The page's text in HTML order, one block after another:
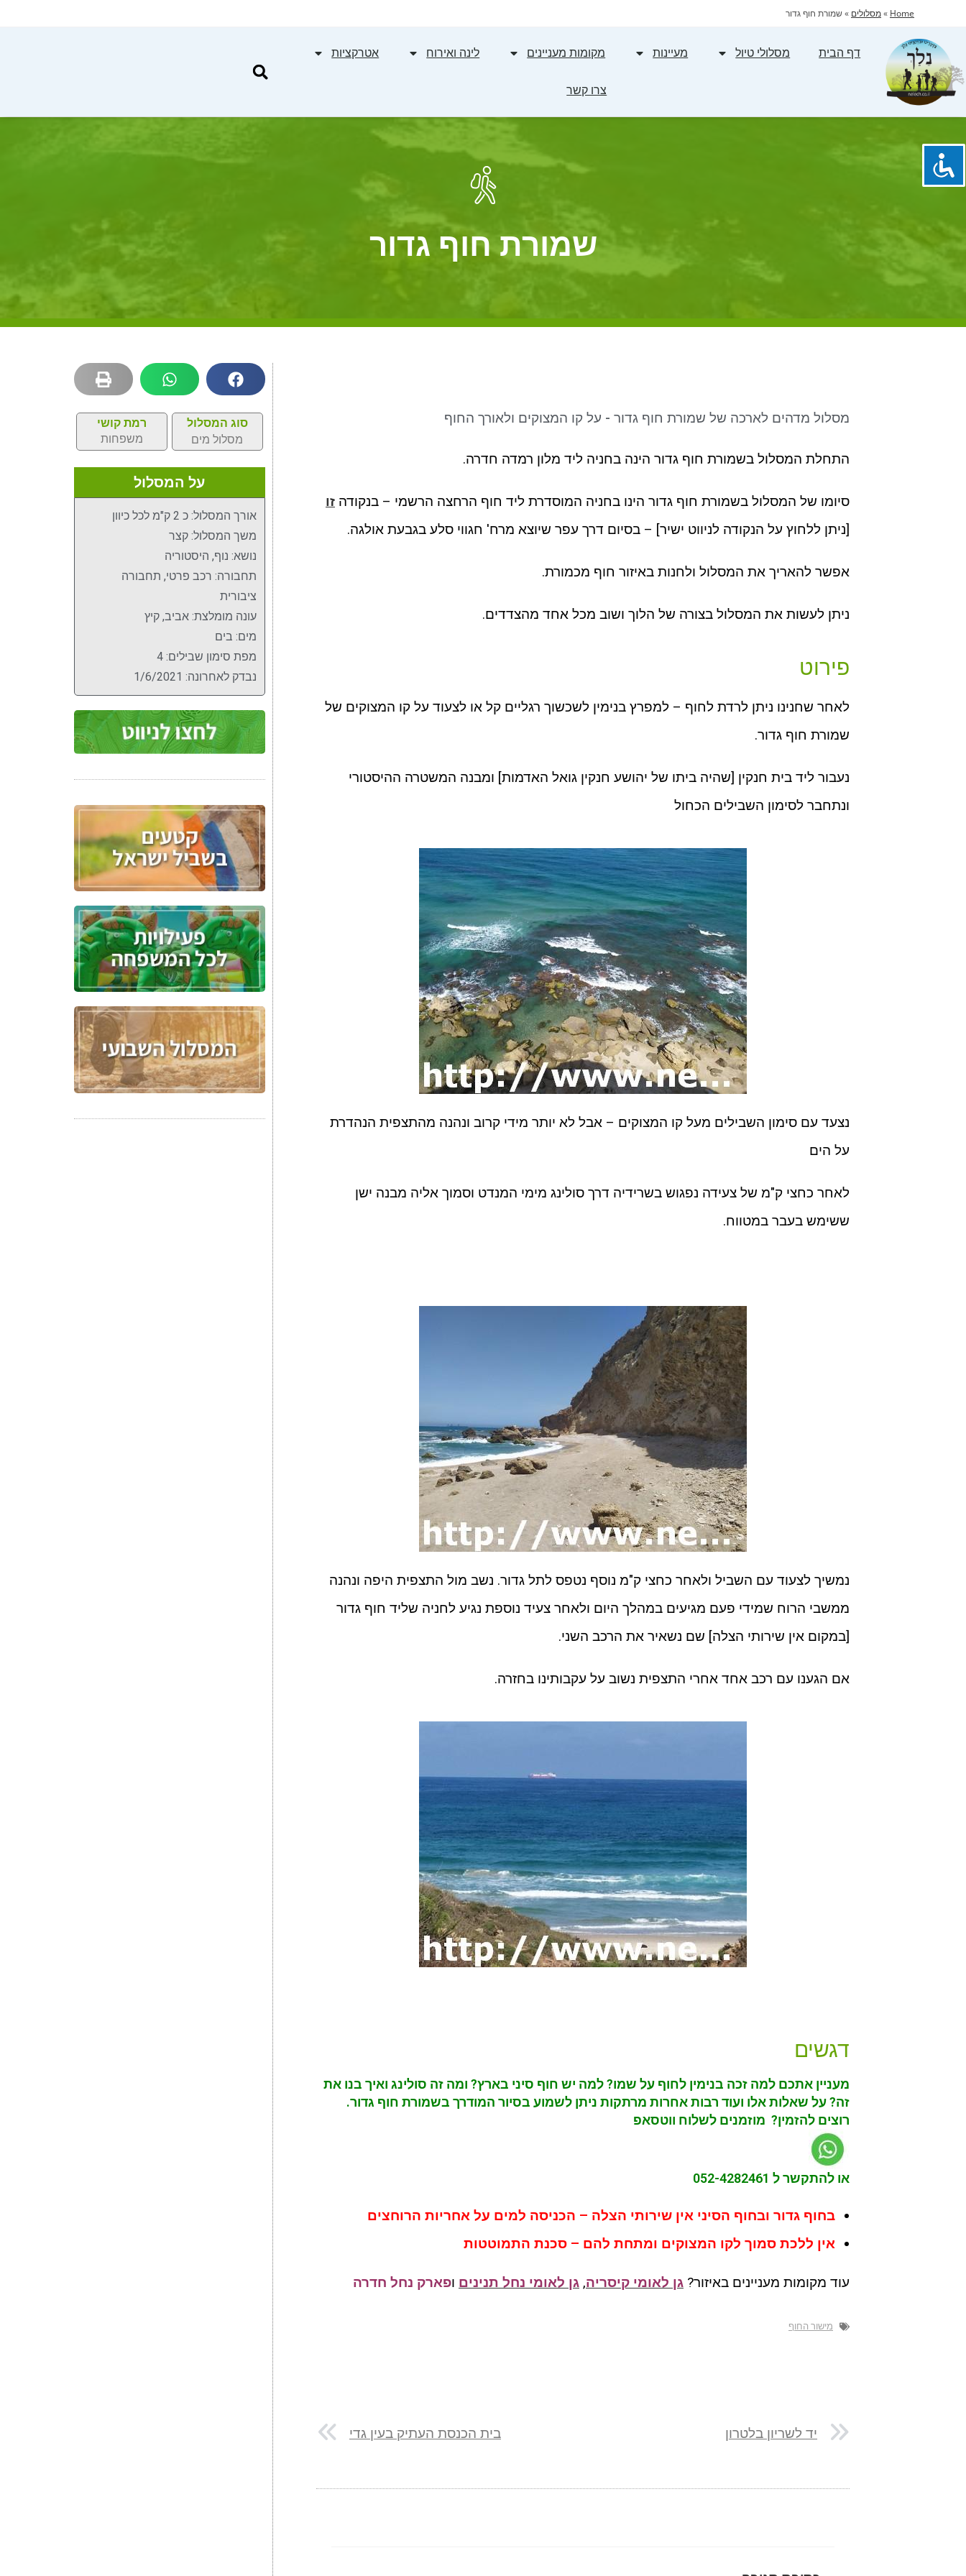
Home
»מסלולים »שמורת חוף גדור
דף הבית מסלולי טיול מעיינות מקומות מעניינים לינה ואירוח אטרקציות
צרו קשר
שמורת חוף גדור
מסלול מדהים לארכה של שמורת חוף גדור - על קו המצוקים ולאורך החוף
התחלת המסלול בשמורת חוף גדור הינה בחניה ליד מלון רמדה חדרה.
סיומו של המסלול בשמורת חוף גדור הינו בחניה המוסדרת ליד חוף הרחצה הרשמי – בנקודה זו
[ניתן ללחוץ על הנקודה לניווט ישיר] – בסיום דרך עפר שיוצא מרח' חגווי סלע בגבעת אולגה.
אפשר להאריך את המסלול ולחנות באיזור חוף מכמורת.
ניתן לעשות את המסלול בצורה של הלוך ושוב מכל אחד מהצדדים.
פירוט
לאחר שחנינו ניתן לרדת לחוף – למפרץ בנימין לשכשוך רגליים קל או לצעוד על קו המצוקים של
שמורת חוף גדור.
נעבור ליד בית חנקין [שהיה ביתו של יהושע חנקין גואל האדמות] ומבנה המשטרה ההיסטורי
ונתחבר לסימון השבילים הכחול
נצעד עם סימון השבילים מעל קו המצוקים – אבל לא יותר מידי קרוב ונהנה מהתצפית הנהדרת
על הים
לאחר כחצי ק"מ של צעידה נפגוש בשרידיה דרך סולינג מימי המנדט וסמוך אליה מבנה ישן
ששימש בעבר במטווח.
נמשיך לצעוד עם השביל ולאחר כחצי ק"מ נוסף נטפס לתל גדור. נשב מול התצפית היפה ונהנה
ממשבי הרוח שמידי פעם מגיעים במהלך היום ולאחר צעיד נוספת נגיע לחניה שליד חוף גדור
[במקום אין שירותי הצלה] שם נשאיר את הרכב השני.
אם הגענו עם רכב אחד אחרי התצפית נשוב על עקבותינו בחזרה.
דגשים
מעניין אתכם למה זכה בנימין לחוף על שמו? למה יש חוף סיני בארץ? ומה זה סולינג ואיך בנו את
זה? על שאלות אלו ועוד רבות אחרות מרתקות ניתן לשמוע בסיור המודרך בשמורת חוף גדור.
רוצים להזמין? מוזמנים לשלוח ווטסאפ
או להתקשר ל 052-4282461
בחוף גדור ובחוף הסיני אין שירותי הצלה – הכניסה למים על אחריות הרוחצים
אין ללכת סמוך לקו המצוקים ומתחת להם – סכנת התמוטטות
עוד מקומות מעניינים באיזור? גן לאומי קיסריה, גן לאומי נחל תנינים ופארק נחל חדרה
מישור החוף
יד לשריון בלטרון בית הכנסת העתיק בעין גדי
סוג המסלול
מסלול מים
רמת קושי
משפחות
על המסלול
אורך המסלול: כ 2 ק"מ לכל כיוון
משך המסלול: קצר
נושא: נוף, היסטוריה
תחבורה: רכב פרטי, תחבורה
ציבורית
עונה מומלצת: אביב, קיץ
מים: בים
מפת סימון שבילים: 4
נבדק לאחרונה: 1/6/2021